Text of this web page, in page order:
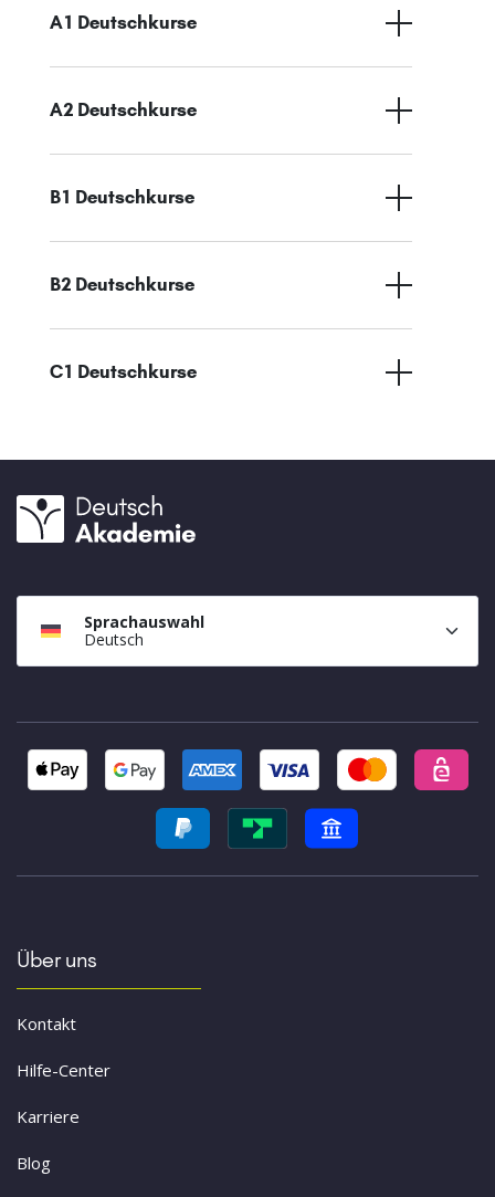
A1 Deutschkurse
A2 Deutschkurse
B1 Deutschkurse
B2 Deutschkurse
C1 Deutschkurse
Sprachauswahl
Deutsch
Über uns
Kontakt
Hilfe-Center
Karriere
Blog